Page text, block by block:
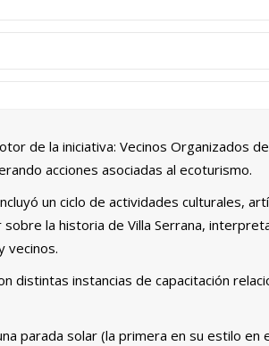
de la iniciativa: Vecinos Organizados de
acciones asociadas al ecoturismo.
un ciclo de actividades culturales,
la historia de Villa Serrana,
vecinos.
distintas instancias de capacitación
parada solar (la primera en su estilo